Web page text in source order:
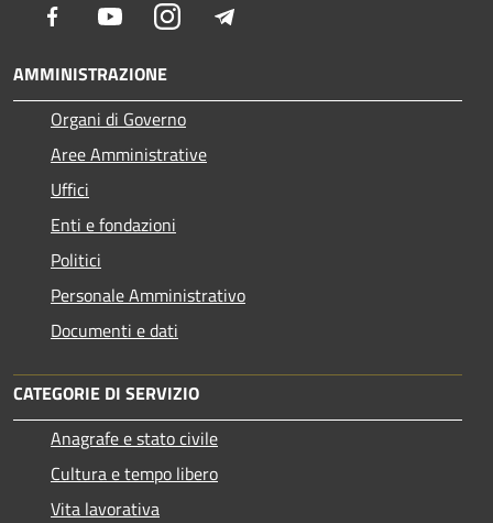
Facebook YoutubeInstagram
AMMINISTRAZIONE
Organi di Governo
Aree Amministrative
Uffici
Enti e fondazioni
Politici
Personale Amministrativo
Documenti e dati
CATEGORIE DI SERVIZIO
Anagrafe e stato civile
Cultura e tempo libero
Vita lavorativa